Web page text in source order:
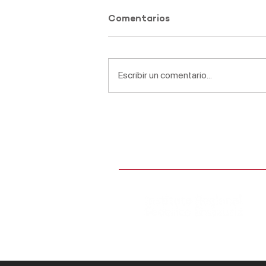
Premiación ACLE
Comentarios
Escribir un comentario...